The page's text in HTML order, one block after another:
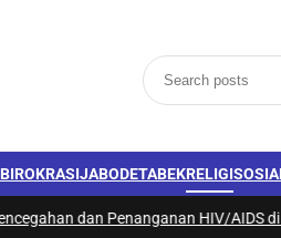
BIROKRASIJABODETABEKRELIGI
Penanganan HIV/AIDS di Teluk Bintuni|